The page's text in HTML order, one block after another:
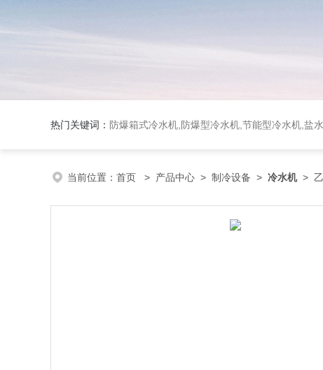
热门关键词： 防爆箱式冷水机,防爆型冷水机,节能型冷水机,盐
当前位置： 首页 > 产品中心 > 制冷设备 > 冷水机> 乙